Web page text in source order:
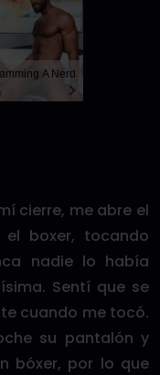
A Nerd
cierre, me abre el
boxer, tocando
nadie lo había
Sentí que se
cuando me tocó.
su pantalón y
bóxer, por lo que